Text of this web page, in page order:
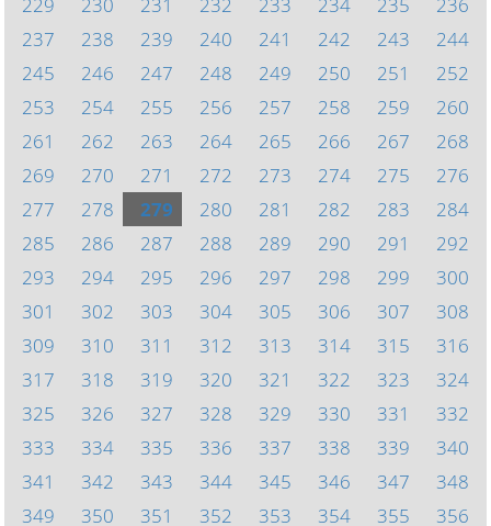
237
238 239 240 241 242 243
244
245
246 247 248 249 250 251
252
253
254 255 256 257 258 259
260
261
262 263 264 265 266 267
268
269
270 271 272 273 274 275
276
277
278 279 280 281 282 283
284
285
286 287 288 289 290 291
292
293
294 295 296 297 298 299
300
301
302 303 304 305 306 307
308
309
310 311 312 313 314 315
316
317
318 319 320 321 322 323
324
325
326 327 328 329 330 331
332
333
334 335 336 337 338 339
340
341
342 343 344 345 346 347
348
349
350 351 352 353 354 355 356